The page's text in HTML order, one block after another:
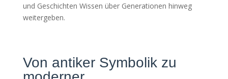
und Geschichten Wissen über Generationen hinweg
weitergeben.
Von antiker Symbolik zu